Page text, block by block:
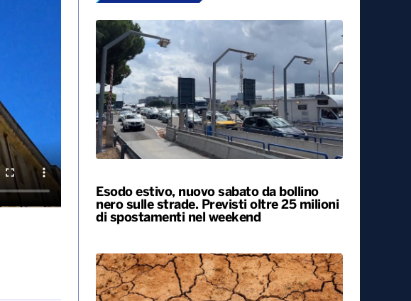
Esodo estivo, nuovo sabato da bollino
nero sulle strade. Previsti oltre 25 milioni
di spostamenti nel weekend